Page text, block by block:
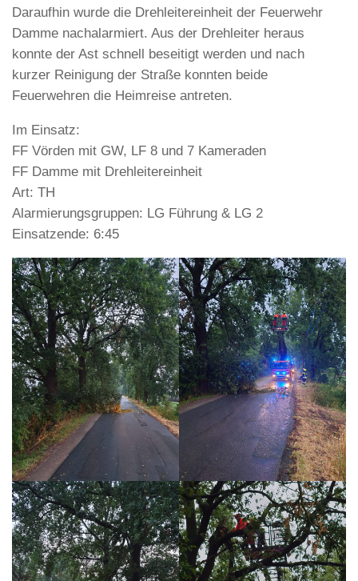
Daraufhin wurde die Drehleitereinheit der Feuerwehr
Damme nachalarmiert. Aus der Drehleiter heraus
konnte der Ast schnell beseitigt werden und nach
kurzer Reinigung der Straße konnten beide
Feuerwehren die Heimreise antreten.
Im Einsatz:
FF Vörden mit GW, LF 8 und 7 Kameraden
FF Damme mit Drehleitereinheit
Art: TH
Alarmierungsgruppen: LG Führung & LG 2
Einsatzende: 6:45